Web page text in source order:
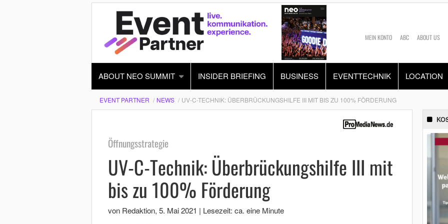
MEIN KONTO ABC ABOUT US
ABOUT NEO SUMMIT INSIDER BRIEFING BUSINESS EVENTTECHNIK LOCATION
EVENT PARTNER NEWS UV-C-TECHNIK: ÜBERBRÜCKUNGSHILFE III MIT BIS ZU 100% FÖRDERUNG
Öffnungsstrategie
UV-C-Technik: Überbrückungshilfe III mit
bis zu 100% Förderung
von Redaktion, 5. Mai 2021 | Lesezeit: ca. eine Minute